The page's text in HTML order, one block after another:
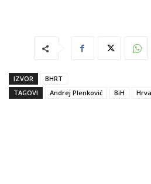
IZVOR
BHRT
TAGOVI
Andrej Plenković BiH